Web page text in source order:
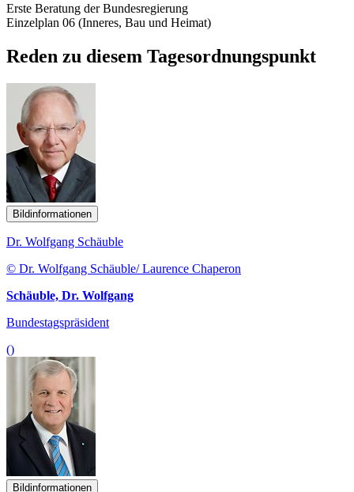
Erste Beratung der Bundesregierung
Einzelplan 06 (Inneres, Bau und Heimat)
Reden zu diesem Tagesordnungspunkt
Bildinformationen
Dr. Wolfgang Schäuble
© Dr. Wolfgang Schäuble/ Laurence Chaperon
Schäuble, Dr. Wolfgang
Bundestagspräsident
()
Bildinformationen